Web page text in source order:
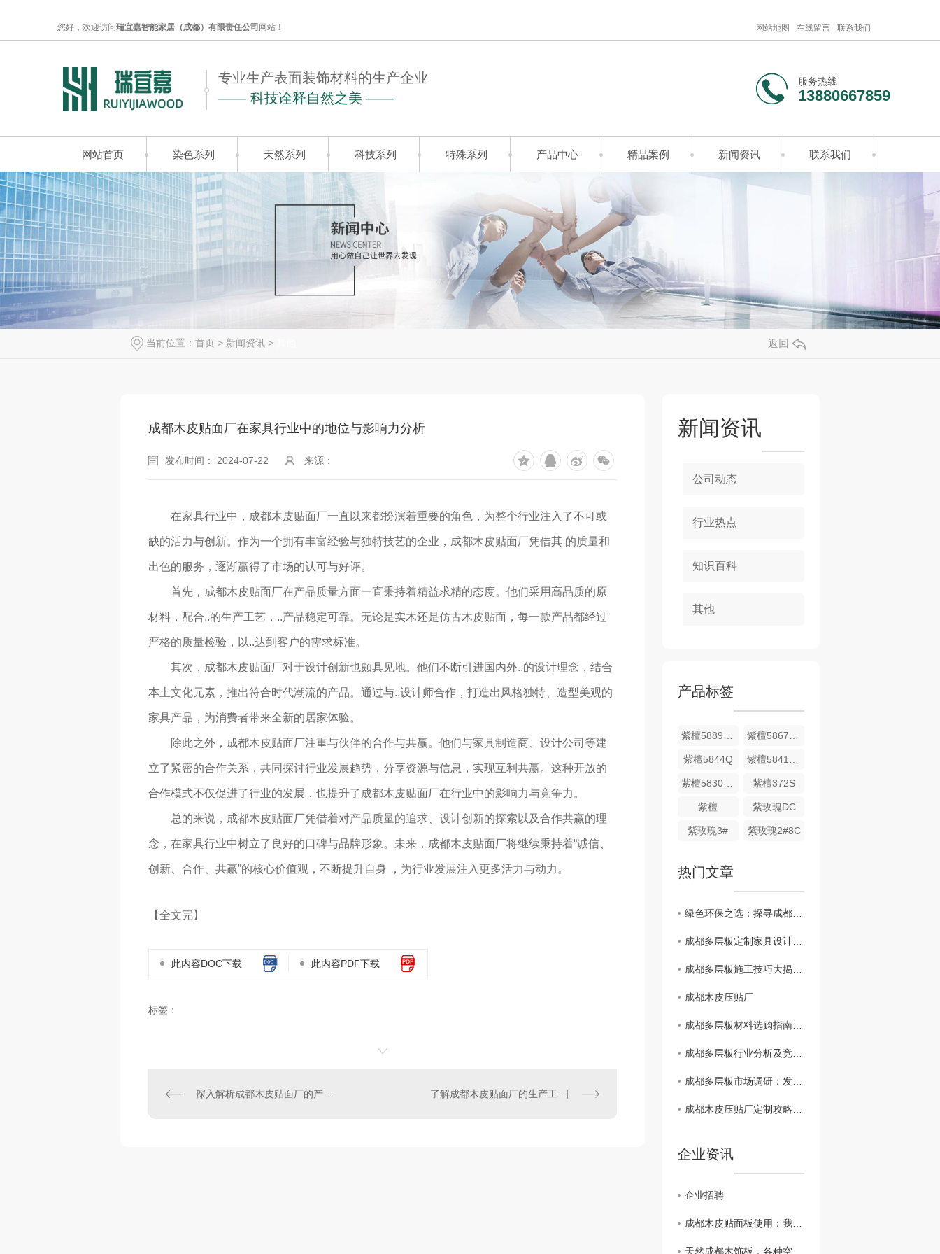
您好，欢迎访问瑞宜嘉智能家居（成都）有限责任公司 网站！ 网站地图 在线留言 联系我们
专业生产表面装饰材料的生产企业
—— 科技诠释自然之美 ——
服务热线
13880667859
网站首页 染色系列 天然系列 科技系列 特殊系列 产品中心 精品案例 新闻资讯 联系我们
当前位置： 首页 > 新闻资讯 > 返回
成都木皮贴面厂在家具行业中的地位与影响力分析
发布时间： 2024-07-22 来源：
在家具行业中，成都木皮贴面厂一直以来都扮演着重要的角色，为整个行业注入了不可或
缺的活力与创新。作为一个拥有丰富经验与独特技艺的企业，成都木皮贴面厂凭借其 的质量和
出色的服务，逐渐赢得了市场的认可与好评。
首先，成都木皮贴面厂在产品质量方面一直秉持着精益求精的态度。他们采用高品质的原
材料，配合..的生产工艺，..产品稳定可靠。无论是实木还是仿古木皮贴面，每一款产品都经过
严格的质量检验，以..达到客户的需求标准。
其次，成都木皮贴面厂对于设计创新也颇具见地。他们不断引进国内外..的设计理念，结合
本土文化元素，推出符合时代潮流的产品。通过与..设计师合作，打造出风格独特、造型美观的
家具产品，为消费者带来全新的居家体验。
除此之外，成都木皮贴面厂注重与伙伴的合作与共赢。他们与家具制造商、设计公司等建
立了紧密的合作关系，共同探讨行业发展趋势，分享资源与信息，实现互利共赢。这种开放的
合作模式不仅促进了行业的发展，也提升了成都木皮贴面厂在行业中的影响力与竞争力。
总的来说，成都木皮贴面厂凭借着对产品质量的追求、设计创新的探索以及合作共赢的理
念，在家具行业中树立了良好的口碑与品牌形象。未来，成都木皮贴面厂将继续秉持着“诚信、
创新、合作、共赢”的核心价值观，不断提升自身 ，为行业发展注入更多活力与动力。
【全文完】
此内容DOC下载 此内容PDF下载
标签：
深入解析成都木皮贴面厂的产品种类和市场销售情况 了解成都木皮贴面厂的生产工艺和质量控制
新闻资讯
公司动态
行业热点
知识百科
其他
产品标签
紫檀5889DS 紫檀5867DS
紫檀5844Q 紫檀5841DS
紫檀5830DS 紫檀372S
紫檀 紫玫瑰DC
紫玫瑰3# 紫玫瑰2#8C
热门文章
绿色环保之选：探寻成都多层板的生产与应用
成都多层板定制家具设计灵感分享：打造个性空间
成都多层板施工技巧大揭秘：安装、维护、注意事项
成都木皮压贴厂
成都多层板材料选购指南：质量、价格、品牌..比较
成都多层板行业分析及竞争格局解读
成都多层板市场调研：发展现状与未来趋势
成都木皮压贴厂定制攻略：让家具焕发新生彩
企业资讯
企业招聘
成都木皮贴面板使用：我们只是大自然的搬运工。
天然成都木饰板，各种空间应用都难不倒它！